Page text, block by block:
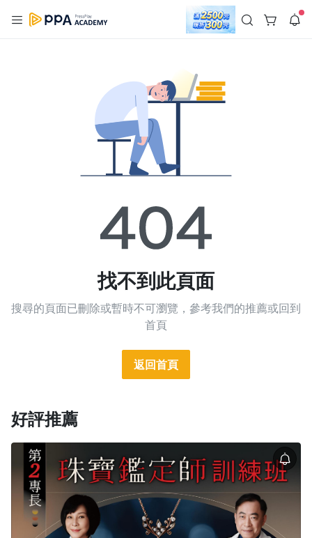
登入/註冊
🌞 PPA 避暑津貼．冷氣房升級｜期間快閃活動
🥵 酷暑限時快閃｜單筆滿 NT$2,500 現折 NT$300、再贈最高
2% 點數回饋！🚀 酷暑來襲．偷偷在冷氣房升級 📈⭐️ 【冷氣房
進修 限時開跑】◾單筆滿 NT$2,500 現折 NT$300◾活動期間：
即日起 - 8/13（只有一週）-📣 酷暑季好康 \ 再加碼 /→ 點數回饋
無上限🔥購買任一課程 or 訂閱✅ 消費即享回饋 1% 點數✅ 滿
$5,000 回饋 2% 點數🎁 此為 PPA 官方帳號 Line@ 專屬活動，加
入好友👉 享有「渠道專屬活動」及「個人化推播」！
查看全部
找不到此頁面
搜尋的頁面已刪除或暫時不可瀏覽，參考我們的推薦或回到
首頁
返回首頁
好評推薦